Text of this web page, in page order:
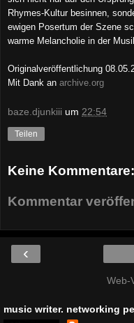
Rhymes-Kultur besinnen,
ewigen Posertum der Szene
warme Melancholie in der
Originalveröffentlichung
Mit Dank an archive.org
baze.djunkiii um 22:54
Teilen
Keine Kommentare:
Kommentar
‹
Web-
music writer. networking